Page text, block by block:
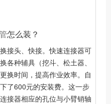
怎么装？
接头、快接。快速连接器可
各种辅具（挖斗、松土器、
换时间，提高作业效率。自
了600元的安装费。这一步
接器相应的孔位与小臂销轴